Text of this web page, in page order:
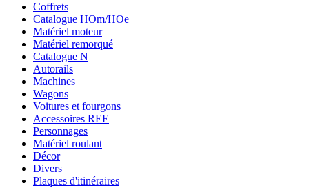
Coffrets
Catalogue HOm/HOe
Matériel moteur
Matériel remorqué
Catalogue N
Autorails
Machines
Wagons
Voitures et fourgons
Accessoires REE
Personnages
Matériel roulant
Décor
Divers
Plaques d'itinéraires